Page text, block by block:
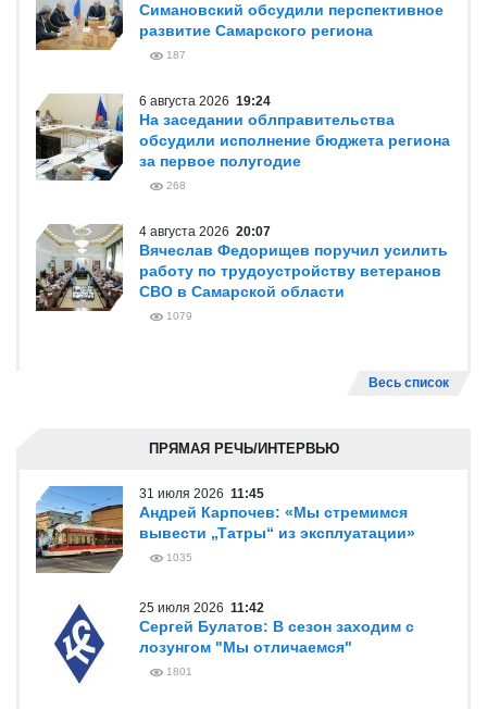
Симановский обсудили перспективное
развитие Самарского региона
187
6 августа 2026 19:24
На заседании облправительства
обсудили исполнение бюджета региона
за первое полугодие
268
4 августа 2026 20:07
Вячеслав Федорищев поручил усилить
работу по трудоустройству ветеранов
СВО в Самарской области
1079
Весь список
ПРЯМАЯ РЕЧЬ/ИНТЕРВЬЮ
31 июля 2026 11:45
Андрей Карпочев: «Мы стремимся
вывести „Татры“ из эксплуатации»
1035
25 июля 2026 11:42
Сергей Булатов: В сезон заходим с
лозунгом "Мы отличаемся"
1801